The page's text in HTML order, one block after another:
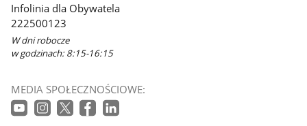
Infolinia dla Obywatela
222500123
W dni robocze
w godzinach: 8:15-16:15
MEDIA SPOŁECZNOŚCIOWE: